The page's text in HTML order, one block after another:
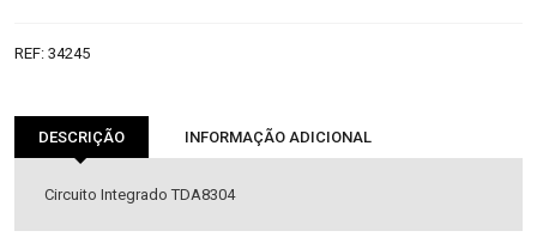
REF: 34245
DESCRIÇÃO INFORMAÇÃO ADICIONAL
Circuito Integrado TDA8304